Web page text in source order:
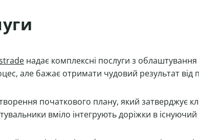
надає комплексні послуги з
але бажає отримати чудовий результат від
початкового плану, який затверджує
вміло інтегрують доріжки в